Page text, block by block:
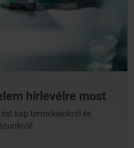
hírlevélre most
kap termékeinkről és